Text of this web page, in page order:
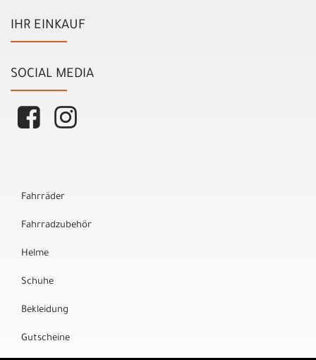
IHR EINKAUF
SOCIAL MEDIA
Fahrräder
Fahrradzubehör
Helme
Schuhe
Bekleidung
Gutscheine